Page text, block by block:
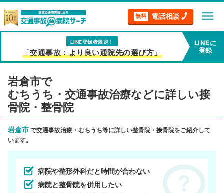
無料 電話相談 menu
LINE登録者限定！
「交通事故：より良い通院先の選び方」
LINEに
登録
岩倉市で
むちうち・交通事故治療などに詳しい接
骨院・整骨院
岩倉市 で交通事故治療・むちうち等に詳しい整骨院・接骨院をご紹介して
います。
病院や整形外科だと時間が合わない
病院と整骨院を併用したい